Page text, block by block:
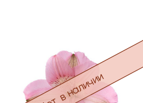
Нет в наличии